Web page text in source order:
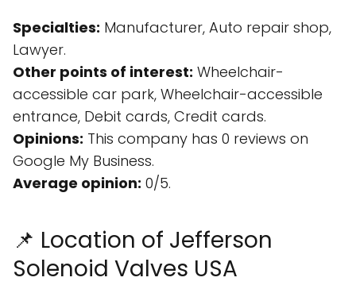
Specialties: Manufacturer, Auto repair shop,
Lawyer.
Other points of interest: Wheelchair-
accessible car park, Wheelchair-accessible
entrance, Debit cards, Credit cards.
Opinions: This company has 0 reviews on
Google My Business.
Average opinion: 0/5.
📌 Location of Jefferson
Solenoid Valves USA